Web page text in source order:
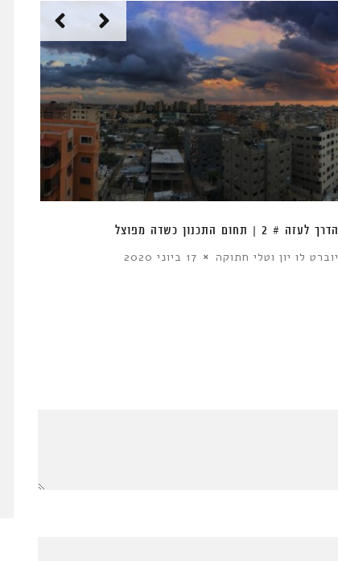
הדרך לעזה # 2 | תחום התכנון כשדה מפוצל
יוברט לו יון וטלי חתוקה 17 ביוני 2020